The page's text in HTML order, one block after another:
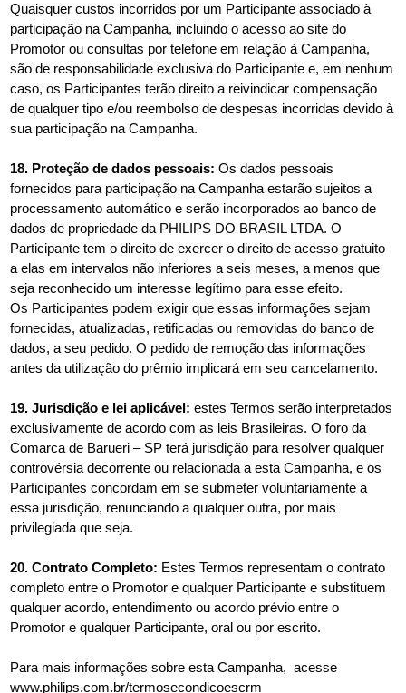
Quaisquer custos incorridos por um Participante associado à
participação na Campanha, incluindo o acesso ao site do
Promotor ou consultas por telefone em relação à Campanha,
são de responsabilidade exclusiva do Participante e, em nenhum
caso, os Participantes terão direito a reivindicar compensação
de qualquer tipo e/ou reembolso de despesas incorridas devido à
sua participação na Campanha.
18. Proteção de dados pessoais: Os dados pessoais
fornecidos para participação na Campanha estarão sujeitos a
processamento automático e serão incorporados ao banco de
dados de propriedade da PHILIPS DO BRASIL LTDA. O
Participante tem o direito de exercer o direito de acesso gratuito
a elas em intervalos não inferiores a seis meses, a menos que
seja reconhecido um interesse legítimo para esse efeito.
Os Participantes podem exigir que essas informações sejam
fornecidas, atualizadas, retificadas ou removidas do banco de
dados, a seu pedido. O pedido de remoção das informações
antes da utilização do prêmio implicará em seu cancelamento.
19. Jurisdição e lei aplicável: estes Termos serão interpretados
exclusivamente de acordo com as leis Brasileiras. O foro da
Comarca de Barueri – SP terá jurisdição para resolver qualquer
controvérsia decorrente ou relacionada a esta Campanha, e os
Participantes concordam em se submeter voluntariamente a
essa jurisdição, renunciando a qualquer outra, por mais
privilegiada que seja.
20. Contrato Completo: Estes Termos representam o contrato
completo entre o Promotor e qualquer Participante e substituem
qualquer acordo, entendimento ou acordo prévio entre o
Promotor e qualquer Participante, oral ou por escrito.
Para mais informações sobre esta Campanha, acesse
www.philips.com.br/termosecondicoescrm